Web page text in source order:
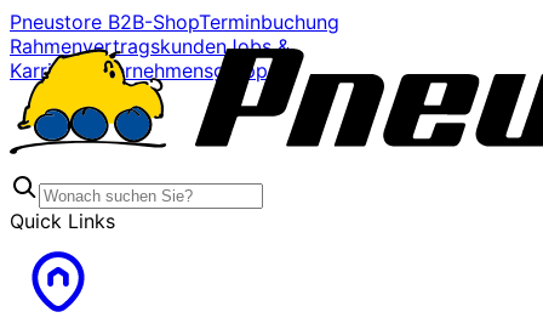
Pneustore B2B-ShopTerminbuchung
RahmenvertragskundenJobs &
Karriere
Unternehmensgruppe
Quick Links